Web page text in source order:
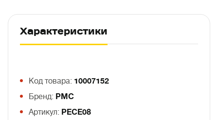
Характеристики
Код товара: 10007152
Бренд: PMC
Артикул: PECE08